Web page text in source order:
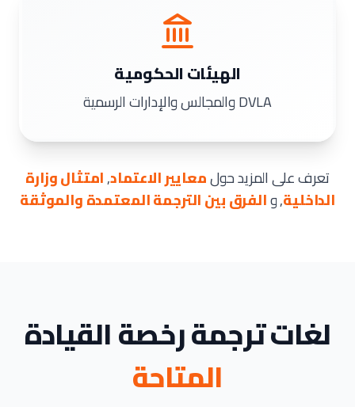
الهيئات الحكومية
DVLA والمجالس والإدارات الرسمية
تعرف على المزيد حولمعايير الاعتماد,امتثال وزارة
الداخلية, والفرق بين الترجمة المعتمدة والموثقة
لغات ترجمة رخصة القيادة
المتاحة